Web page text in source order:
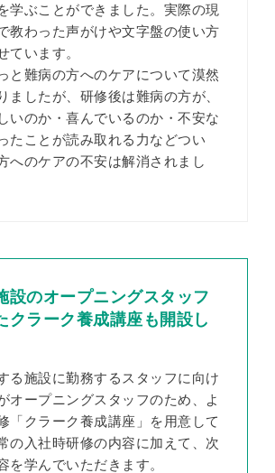
学ぶことができました。実際の現
教わった声がけや文字盤の使い方
ています。
と難病の方へのケアについて漠然
ましたが、研修後は難病の方が、
いのか・喜んでいるのか・不安な
たことが読み取れる力などつい
へのケアの不安は解消されまし
設のオープニングスタッフ
クラーク養成講座も開設し
る施設に勤務するスタッフに向け
オープニングスタッフのため、よ
「クラーク養成講座」を用意して
の入社時研修の内容に加えて、次
を学んでいただきます。